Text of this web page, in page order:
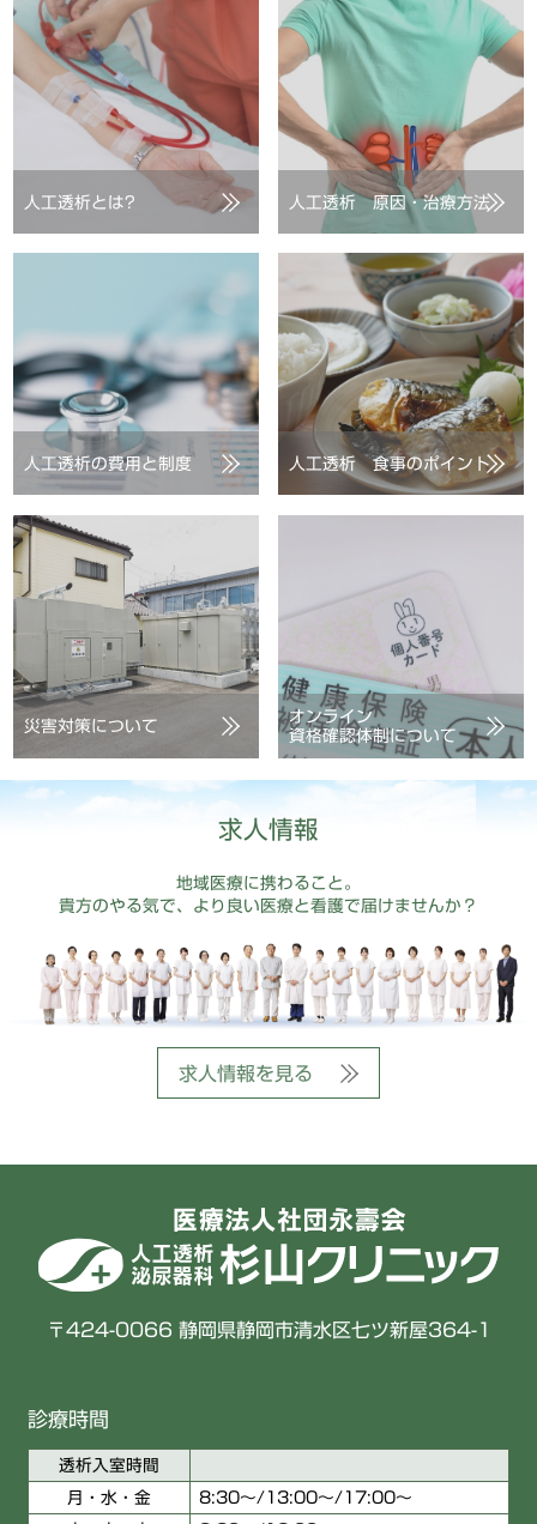
人工透析とは? 人工透析 原因・治療方法
人工透析の費用と制度 人工透析 食事のポイント
災害対策について
オンライン
資格確認体制について
求人情報
地域医療に携わること。
貴方のやる気で、より良い医療と看護で届けませんか？
求人情報を見る
〒424-0066 静岡県静岡市清水区七ツ新屋364-1
診療時間
透析入室時間
月・水・金
8:30〜/13:00～/17:00〜